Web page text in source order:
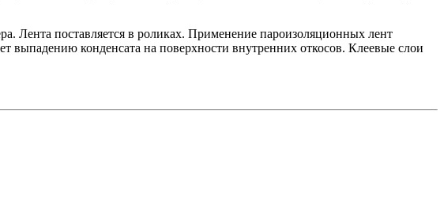
Лента поставляется в роликах. Применение пароизоляционных лент
конденсата на поверхности внутренних откосов. Клеевые слои